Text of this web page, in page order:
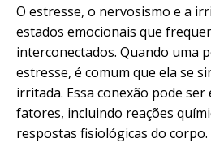
O estresse, o nervosismo e a
estados emocionais que
interconectados. Quando uma
estresse, é comum que ela se
irritada. Essa conexão pode
fatores, incluindo reações
respostas fisiológicas do corpo.